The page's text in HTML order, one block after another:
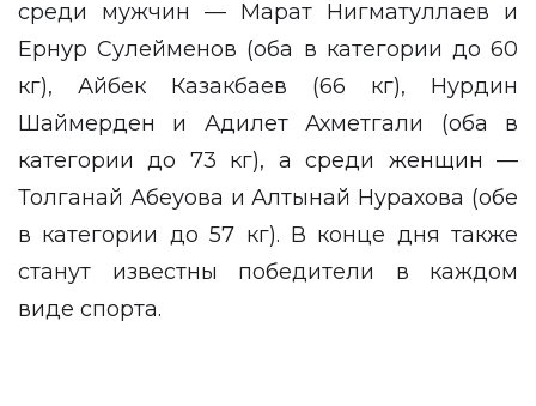
среди мужчин — Марат Нигматуллаев и
Ернур Сулейменов (оба в категории до 60
кг), Айбек Казакбаев (66 кг), Нурдин
Шаймерден и Адилет Ахметгали (оба в
категории до 73 кг), а среди женщин —
Толганай Абеуова и Алтынай Нурахова (обе
в категории до 57 кг). В конце дня также
станут известны победители в каждом
виде спорта.